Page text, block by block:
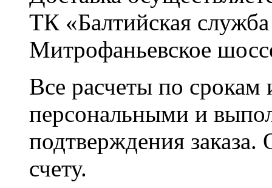
ТК «Балтийская
Митрофаньевское
Все расчеты по срокам
персональными и
подтверждения заказа.
счету.